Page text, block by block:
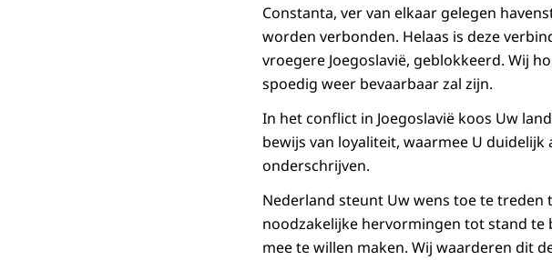
Constanta, ver van elkaar gelegen
worden verbonden. Helaas is deze
vroegere Joegoslavië, geblokkeerd. Wij
spoedig weer bevaarbaar zal zijn.
In het conflict in Joegoslavië koos Uw
bewijs van loyaliteit, waarmee U
onderschrijven.
Nederland steunt Uw wens toe te
noodzakelijke hervormingen tot stand
mee te willen maken. Wij waarderen dit